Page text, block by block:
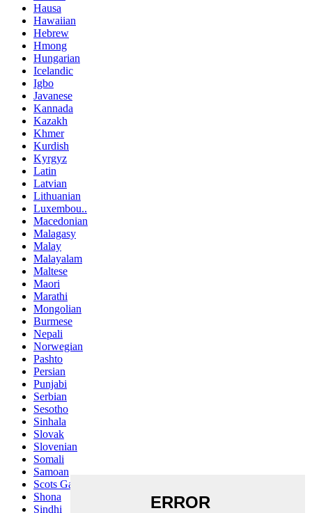
Hausa
Hawaiian
Hebrew
Hmong
Hungarian
Icelandic
Igbo
Javanese
Kannada
Kazakh
Khmer
Kurdish
Kyrgyz
Latin
Latvian
Lithuanian
Luxembou..
Macedonian
Malagasy
Malay
Malayalam
Maltese
Maori
Marathi
Mongolian
Burmese
Nepali
Norwegian
Pashto
Persian
Punjabi
Serbian
Sesotho
Sinhala
Slovak
Slovenian
Somali
Samoan
Scots Gaelic
Shona
Sindhi